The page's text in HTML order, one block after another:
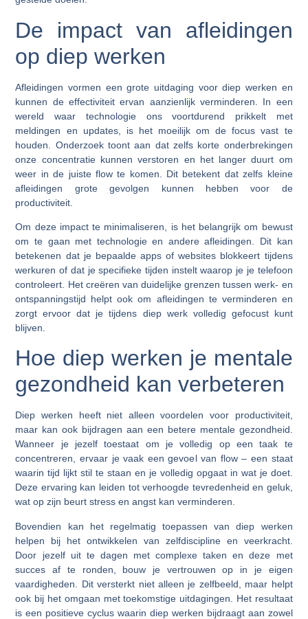
De impact van afleidingen
op diep werken
Afleidingen vormen een grote uitdaging voor diep werken en
kunnen de effectiviteit ervan aanzienlijk verminderen. In een
wereld waar technologie ons voortdurend prikkelt met
meldingen en updates, is het moeilijk om de focus vast te
houden. Onderzoek toont aan dat zelfs korte onderbrekingen
onze concentratie kunnen verstoren en het langer duurt om
weer in de juiste flow te komen. Dit betekent dat zelfs kleine
afleidingen grote gevolgen kunnen hebben voor de
productiviteit.
Om deze impact te minimaliseren, is het belangrijk om bewust
om te gaan met technologie en andere afleidingen. Dit kan
betekenen dat je bepaalde apps of websites blokkeert tijdens
werkuren of dat je specifieke tijden instelt waarop je je telefoon
controleert. Het creëren van duidelijke grenzen tussen werk- en
ontspanningstijd helpt ook om afleidingen te verminderen en
zorgt ervoor dat je tijdens diep werk volledig gefocust kunt
blijven.
Hoe diep werken je mentale
gezondheid kan verbeteren
Diep werken heeft niet alleen voordelen voor productiviteit,
maar kan ook bijdragen aan een betere mentale gezondheid.
Wanneer je jezelf toestaat om je volledig op een taak te
concentreren, ervaar je vaak een gevoel van flow – een staat
waarin tijd lijkt stil te staan en je volledig opgaat in wat je doet.
Deze ervaring kan leiden tot verhoogde tevredenheid en geluk,
wat op zijn beurt stress en angst kan verminderen.
Bovendien kan het regelmatig toepassen van diep werken
helpen bij het ontwikkelen van zelfdiscipline en veerkracht.
Door jezelf uit te dagen met complexe taken en deze met
succes af te ronden, bouw je vertrouwen op in je eigen
vaardigheden. Dit versterkt niet alleen je zelfbeeld, maar helpt
ook bij het omgaan met toekomstige uitdagingen. Het resultaat
is een positieve cyclus waarin diep werken bijdraagt aan zowel